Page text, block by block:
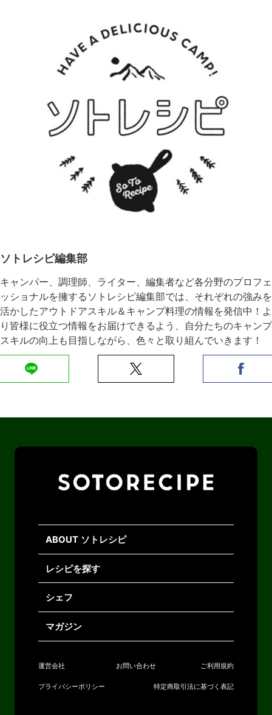
ソトレシピ編集部
キャンパー、調理師、ライター、編集者など各分野のプロフェ
ッショナルを擁するソトレシピ編集部では、それぞれの強みを
活かしたアウトドアスキル＆キャンプ料理の情報を発信中！よ
り皆様に役立つ情報をお届けできるよう、自分たちのキャンプ
スキルの向上も目指しながら、色々と取り組んでいきます！
ABOUT ソトレシピ
レシピを探す
シェフ
マガジン
運営会社 お問い合わせ ご利用規約
プライバシーポリシー 特定商取引法に基づく表記